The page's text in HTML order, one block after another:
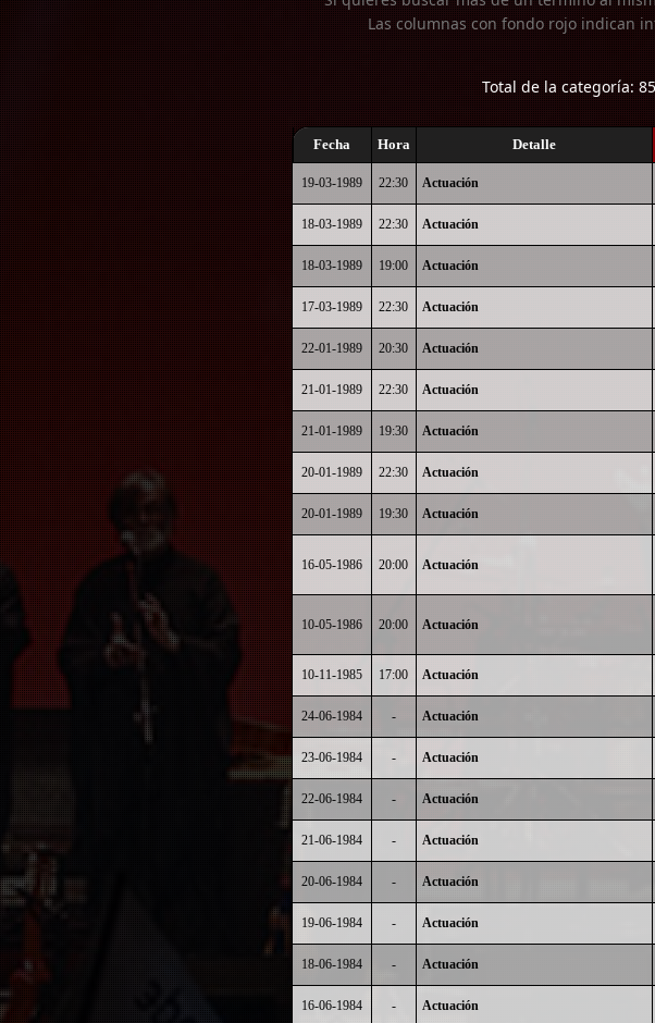
Las columnas con fondo rojo indican
Total de la categoría:
Fecha Hora Detalle
19-03-1989 22:30 Actuación
18-03-1989 22:30 Actuación
18-03-1989 19:00 Actuación
17-03-1989 22:30 Actuación
22-01-1989 20:30 Actuación
21-01-1989 22:30 Actuación
21-01-1989 19:30 Actuación
20-01-1989 22:30 Actuación
20-01-1989 19:30 Actuación
16-05-1986 20:00 Actuación
10-05-1986 20:00 Actuación
10-11-1985 17:00 Actuación
24-06-1984 - Actuación
23-06-1984 - Actuación
22-06-1984 - Actuación
21-06-1984 - Actuación
20-06-1984 - Actuación
19-06-1984 - Actuación
18-06-1984 - Actuación
16-06-1984 - Actuación